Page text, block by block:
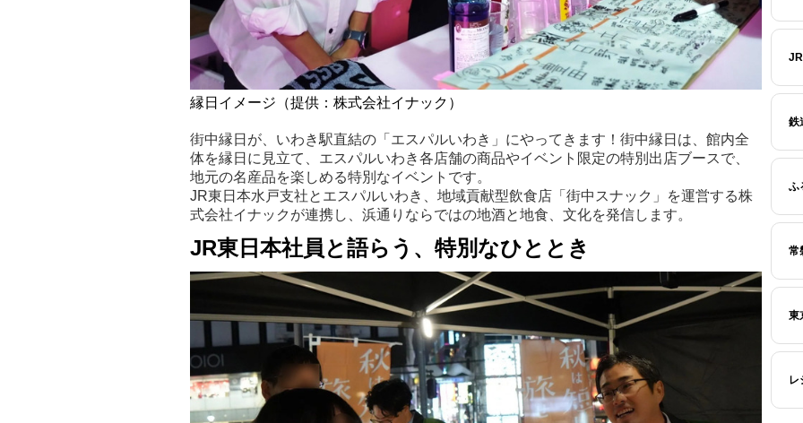
縁日イメージ（提供：株式会社イナック）
街中縁日が、いわき駅直結の「エスパルいわき」にやってきます！街中縁日は、館内全
体を縁日に見立て、エスパルいわき各店舗の商品やイベント限定の特別出店ブースで、
地元の名産品を楽しめる特別なイベントです。
JR東日本水戸支社とエスパルいわき、地域貢献型飲食店「街中スナック」を運営する株
式会社イナックが連携し、浜通りならではの地酒と地食、文化を発信します。
JR東日本社員と語らう、特別なひととき
鉄
ふ
常
東
レ